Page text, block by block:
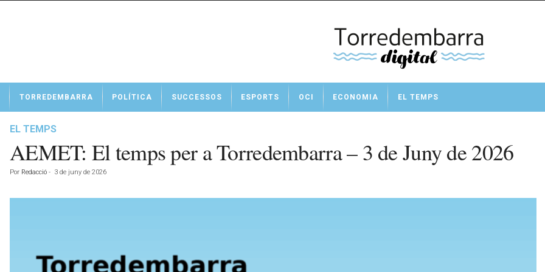
t
TORREDEMBARRA POLÍTICA SUCCESSOS ESPORTS OCI ECONOMIA EL TEMPS
EL TEMPS
AEMET: El temps per a Torredembarra – 3 de Juny de 2026
Por Redacció - 3 de juny de 2026